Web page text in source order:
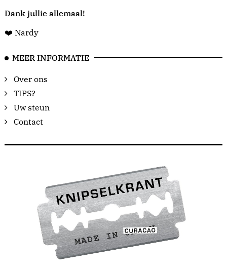
Dank jullie allemaal!
❤️ Nardy
MEER INFORMATIE
Over ons
TIPS?
Uw steun
Contact